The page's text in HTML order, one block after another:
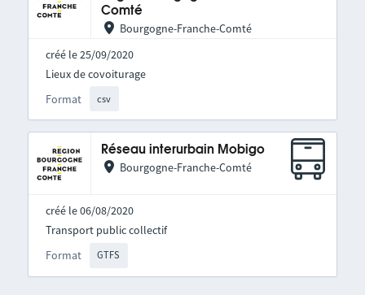
Comté
Bourgogne-Franche-Comté
créé le 25/09/2020
Format csv
Lieux de covoiturage
Réseau interurbain Mobigo
Bourgogne-Franche-Comté
créé le 06/08/2020
Format GTFS
Transport public collectif